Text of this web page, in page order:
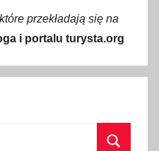
przekładają się na
i portalu turysta.org